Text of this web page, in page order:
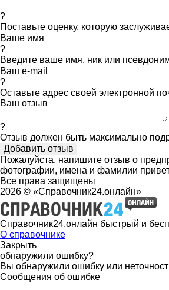
?
Поставьте оценку, которую
Ваше имя
?
Введите ваше имя, ник или
Ваш e-mail
?
Оставьте адрес своей электронной
Ваш отзыв
?
Отзыв должен быть максимально
Пожалуйста, напишите отзыв о
фотографии, имена и фамилии
Все права защищены
2026 © «Справочник24.онлайн»
Справочник24.онлайн быстрый и
О справочнике
Закрыть
обнаружили ошибку?
Вы обнаружили ошибку или
Сообщения об ошибке